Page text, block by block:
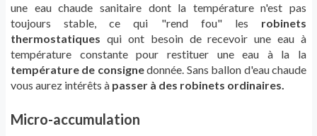
une eau chaude sanitaire dont la température n'est pas
toujours stable, ce qui "rend fou" les robinets
thermostatiques qui ont besoin de recevoir une eau à
température constante pour restituer une eau à la la
température de consignedonnée. Sans ballon d'eau chaude
vous aurez intérêts à passer à des robinets ordinaires.
Micro-accumulation